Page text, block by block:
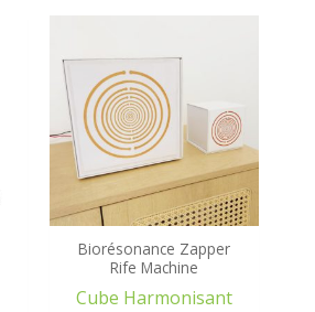
Biorésonance Zapper
Rife Machine
Cube Harmonisant